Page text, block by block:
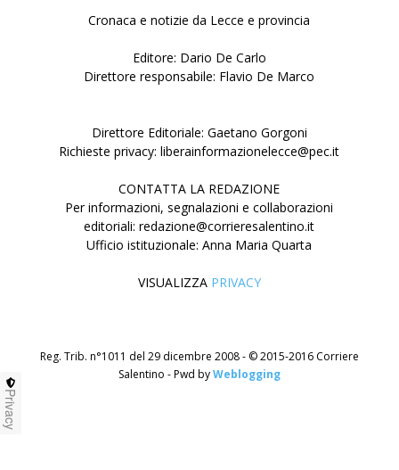
Cronaca e notizie da Lecce e provincia
Editore: Dario De Carlo
Direttore responsabile: Flavio De Marco
Direttore Editoriale: Gaetano Gorgoni
Richieste privacy: liberainformazionelecce@pec.it
CONTATTA LA REDAZIONE
Per informazioni, segnalazioni e collaborazioni
editoriali: redazione@corrieresalentino.it
Ufficio istituzionale: Anna Maria Quarta
VISUALIZZA PRIVACY
Reg. Trib. n°1011 del 29 dicembre 2008 - © 2015-2016 Corriere
Salentino - Pwd byWeblogging
Privacy